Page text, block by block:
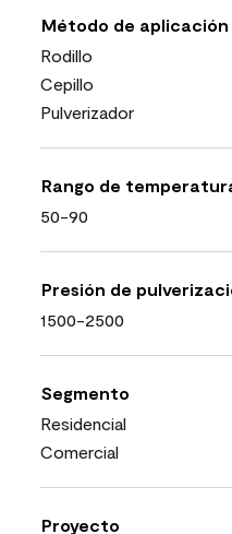
Método de aplicación
Rodillo
Cepillo
Pulverizador
Rango de
50-90
Presión de
1500-2500
Segmento
Residencial
Comercial
Proyecto